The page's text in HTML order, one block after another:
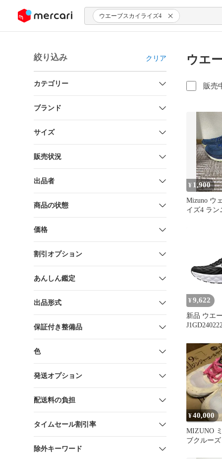
ツにスキップ ウエーブスカイライズ4
絞り込み クリア
カテゴリー
ブランド
サイズ
販売状況
出品者
商品の状態
価格
割引オプション
あんしん鑑定
出品形式
保証付き整備品
色
発送オプション
配送料の負担
タイムセール割引率
除外キーワード
ウエ
販売
¥ 1,900
Mizuno ウ
イズ4 ラン
¥ 9,622
新品 ウエ
¥40,000
MIZUNO
ブクルーズ